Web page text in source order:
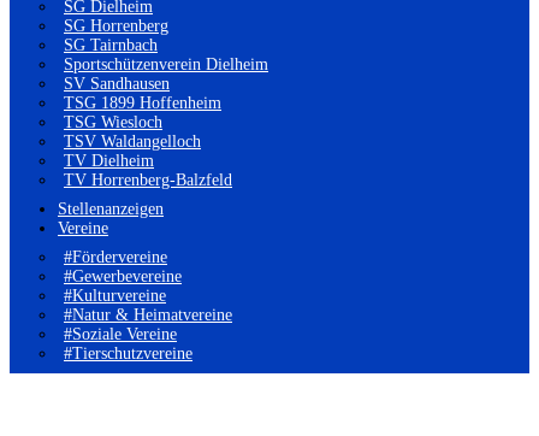
SG Dielheim
SG Horrenberg
SG Tairnbach
Sportschützenverein Dielheim
SV Sandhausen
TSG 1899 Hoffenheim
TSG Wiesloch
TSV Waldangelloch
TV Dielheim
TV Horrenberg-Balzfeld
Stellenanzeigen
Vereine
#Fördervereine
#Gewerbevereine
#Kulturvereine
#Natur & Heimatvereine
#Soziale Vereine
#Tierschutzvereine